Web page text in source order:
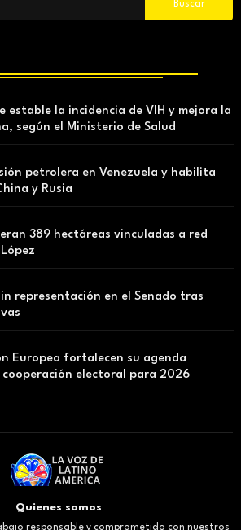
estable la incidencia de VIH y mejora la
según el Ministerio de Salud
petrolera en Venezuela y habilita
y Rusia
389 hectáreas vinculadas a red
representación en el Senado tras
Europea fortalecen su agenda
electoral para 2026
Quienes somos
responsable y comprometido con nuestros